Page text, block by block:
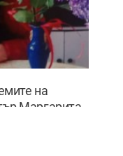
на
Маргарита